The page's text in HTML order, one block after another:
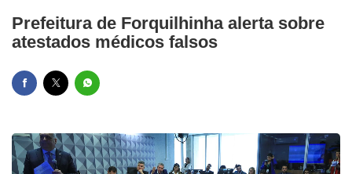
Prefeitura de Forquilhinha alerta sobre
atestados médicos falsos